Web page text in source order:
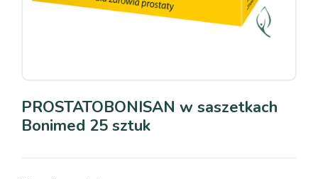
PROSTATOBONISAN w saszetkach
Bonimed 25 sztuk